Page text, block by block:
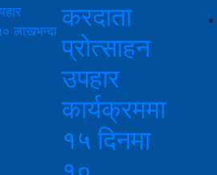
करदाता
प्रोत्साहन
उपहार
कार्यक्रममा
१५ दिनमा